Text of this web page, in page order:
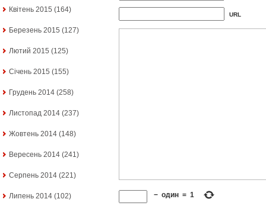
Квітень 2015 (164)
Березень 2015 (127)
Лютий 2015 (125)
Січень 2015 (155)
Грудень 2014 (258)
Листопад 2014 (237)
Жовтень 2014 (148)
Вересень 2014 (241)
Серпень 2014 (221)
Липень 2014 (102)
URL
− один = 1